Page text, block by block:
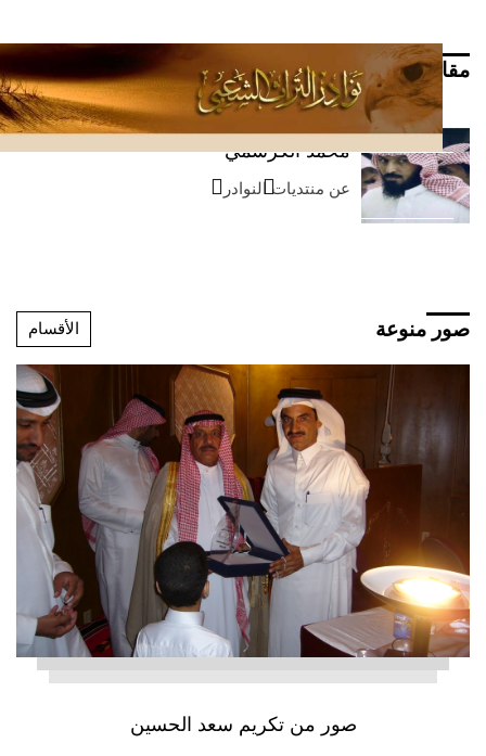
مقالات
محمد الكرشمي
عن منتديات النوادر
صور منوعة الأقسام
صور من تكريم سعد الحسين